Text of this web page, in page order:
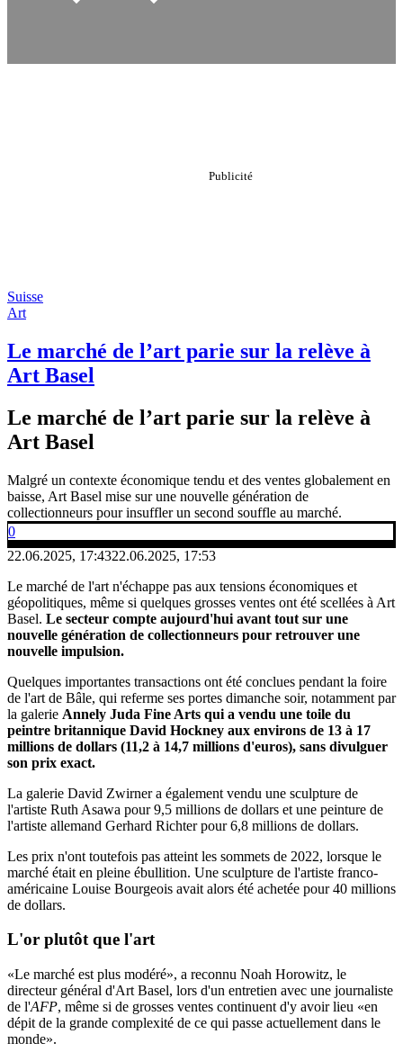
Suisse
Art
Le marché de l’art parie sur la relève à
Art Basel
Le marché de l’art parie sur la relève à
Art Basel
Malgré un contexte économique tendu et des ventes globalement en
baisse, Art Basel mise sur une nouvelle génération de
collectionneurs pour insuffler un second souffle au marché.
0
22.06.2025, 17:4322.06.2025, 17:53
Le marché de l'art n'échappe pas aux tensions économiques et
géopolitiques, même si quelques grosses ventes ont été scellées à Art
Basel. Le secteur compte aujourd'hui avant tout sur une
nouvelle génération de collectionneurs pour retrouver une
nouvelle impulsion.
Quelques importantes transactions ont été conclues pendant la foire
de l'art de Bâle, qui referme ses portes dimanche soir, notamment par
la galerie Annely Juda Fine Arts qui a vendu une toile du
peintre britannique David Hockney aux environs de 13 à 17
millions de dollars (11,2 à 14,7 millions d'euros), sans divulguer
son prix exact.
La galerie David Zwirner a également vendu une sculpture de
l'artiste Ruth Asawa pour 9,5 millions de dollars et une peinture de
l'artiste allemand Gerhard Richter pour 6,8 millions de dollars.
Les prix n'ont toutefois pas atteint les sommets de 2022, lorsque le
marché était en pleine ébullition. Une sculpture de l'artiste franco-
américaine Louise Bourgeois avait alors été achetée pour 40 millions
de dollars.
L'or plutôt que l'art
«Le marché est plus modéré», a reconnu Noah Horowitz, le
directeur général d'Art Basel, lors d'un entretien avec une journaliste
de l'AFP, même si de grosses ventes continuent d'y avoir lieu «en
dépit de la grande complexité de ce qui passe actuellement dans le
monde».